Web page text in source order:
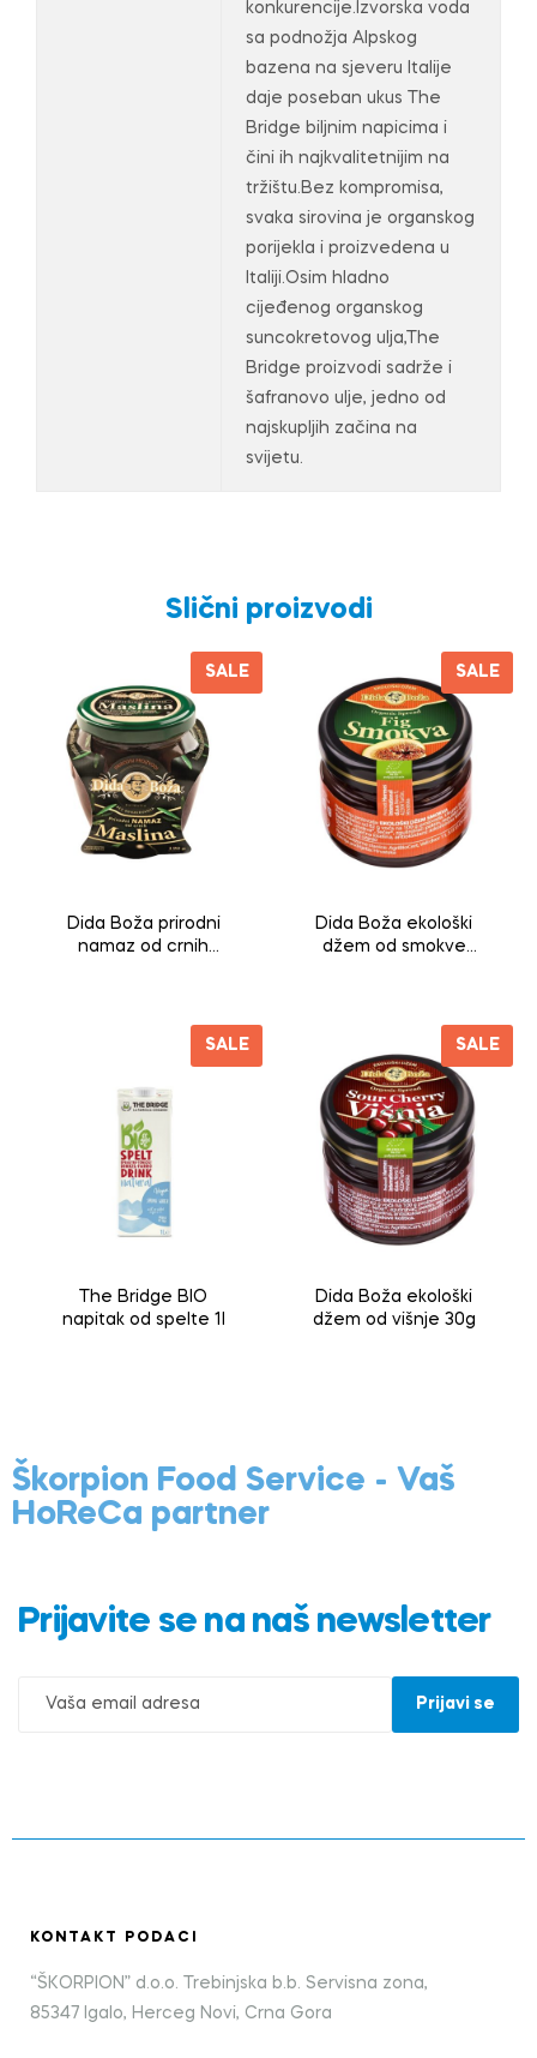
konkurencije.Izvorska voda
sa podnožja Alpskog
bazena na sjeveru Italije
daje poseban ukus The
Bridge biljnim napicima i
čini ih najkvalitetnijim na
tržištu.Bez kompromisa,
svaka sirovina je organskog
porijekla i proizvedena u
Italiji.Osim hladno
cijeđenog organskog
suncokretovog ulja,The
Bridge proizvodi sadrže i
šafranovo ulje, jedno od
najskupljih začina na
svijetu.
Slični proizvodi
SALE
Dida Boža prirodni
namaz od crnih
SALE
Dida Boža ekološki
džem od smokve
SALE
The Bridge BIO
napitak od spelte 1l
SALE
Dida Boža ekološki
džem od višnje 30g
Škorpion Food Service - Vaš
HoReCa partner
Prijavite se na naš newsletter
KONTAKT PODACI
“ŠKORPION” d.o.o. Trebinjska b.b. Servisna zona,
85347 Igalo, Herceg Novi, Crna Gora